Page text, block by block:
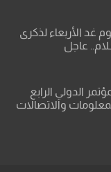
غد الأربعاء لذكرى
عاجل
الدولي الرابع
والاتصالات